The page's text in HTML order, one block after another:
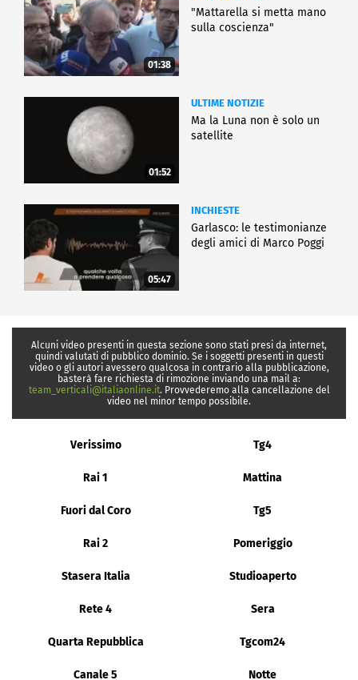
01:38
"Mattarella si metta mano
sulla coscienza"
01:52
ULTIME NOTIZIE
Ma la Luna non è solo un
satellite
05:47
INCHIESTE
Garlasco: le testimonianze
degli amici di Marco Poggi
Alcuni video presenti in questa sezione sono stati presi da internet,
quindi valutati di pubblico dominio. Se i soggetti presenti in questi
video o gli autori avessero qualcosa in contrario alla pubblicazione,
basterà fare richiesta di rimozione inviando una mail a:
team_verticali@italiaonline.it. Provvederemo alla cancellazione del
video nel minor tempo possibile.
Verissimo Tg4
Rai 1 Mattina
Fuori dal Coro Tg5
Rai 2 Pomeriggio
Stasera Italia Studioaperto
Rete 4 Sera
Quarta Repubblica Tgcom24
Canale 5 Notte